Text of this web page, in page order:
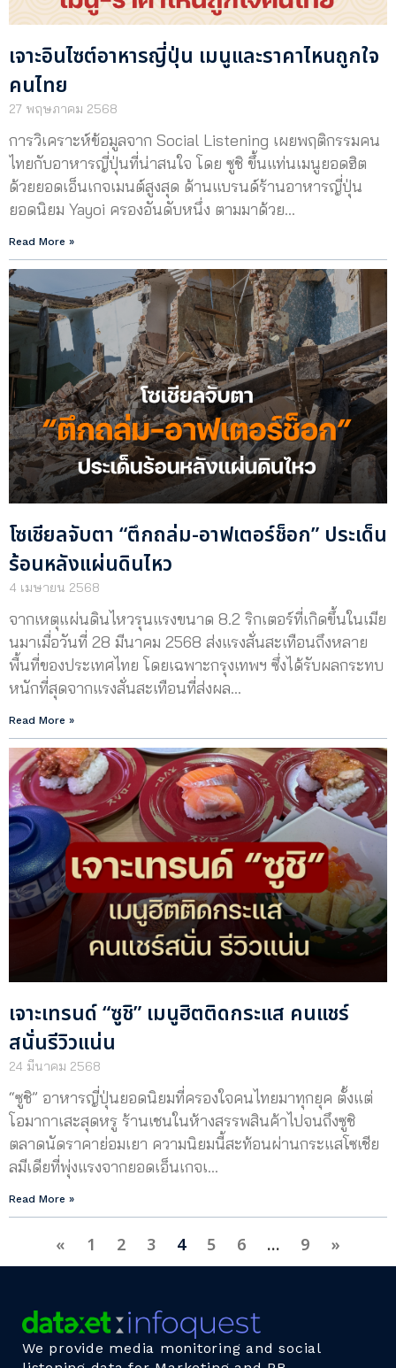
เจาะอินไซต์อาหารญี่ปุ่น เมนูและราคาไหนถูกใจ
คนไทย
27 พฤษภาคม 2568
การวิเคราะห์ข้อมูลจาก Social Listening เผยพฤติกรรมคน
ไทยกับอาหารญี่ปุ่นที่น่าสนใจ โดย ซูชิ ขึ้นแท่นเมนูยอดฮิต
ด้วยยอดเอ็นเกจเมนต์สูงสุด ด้านแบรนด์ร้านอาหารญี่ปุ่น
ยอดนิยม Yayoi ครองอันดับหนึ่ง ตามมาด้วย…
Read More »
โซเชียลจับตา “ตึกถล่ม-อาฟเตอร์ช็อก” ประเด็น
ร้อนหลังแผ่นดินไหว
4 เมษายน 2568
จากเหตุแผ่นดินไหวรุนแรงขนาด 8.2 ริกเตอร์ที่เกิดขึ้นในเมีย
นมาเมื่อวันที่ 28 มีนาคม 2568 ส่งแรงสั่นสะเทือนถึงหลาย
พื้นที่ของประเทศไทย โดยเฉพาะกรุงเทพฯ ซึ่งได้รับผลกระทบ
หนักที่สุดจากแรงสั่นสะเทือนที่ส่งผล…
Read More »
เจาะเทรนด์ “ซูชิ” เมนูฮิตติดกระแส คนแชร์
สนั่นรีวิวแน่น
24 มีนาคม 2568
“ซูชิ” อาหารญี่ปุ่นยอดนิยมที่ครองใจคนไทยมาทุกยุค ตั้งแต่
โอมากาเสะสุดหรู ร้านเชนในห้างสรรพสินค้าไปจนถึงซูชิ
ตลาดนัดราคาย่อมเยา ความนิยมนี้สะท้อนผ่านกระแสโซเชีย
ลมีเดียที่พุ่งแรงจากยอดเอ็นเกจเ…
Read More »
« 1 2 3 4 5 6 … 9 »
We provide media monitoring and social